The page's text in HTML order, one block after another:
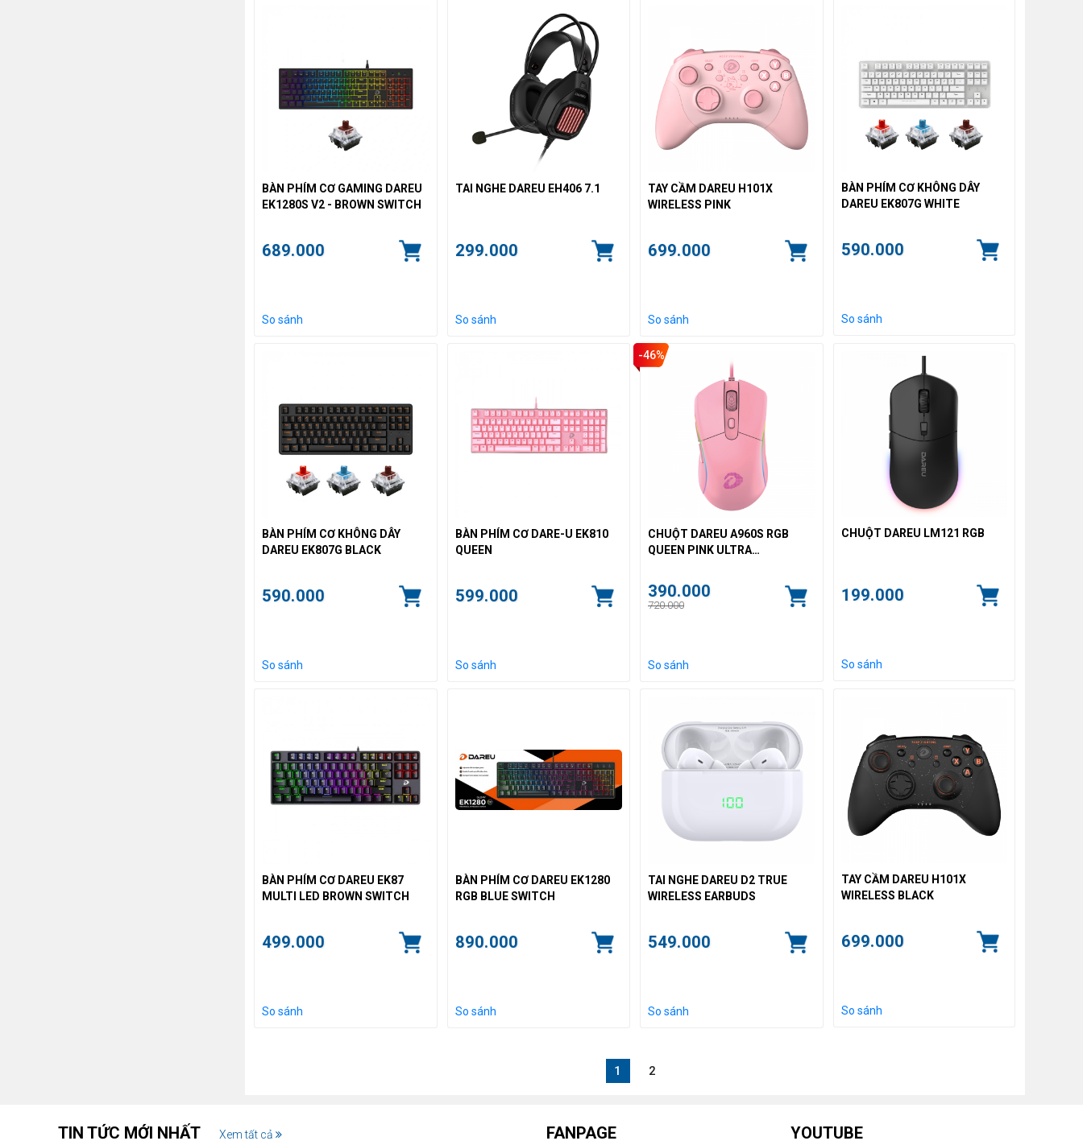
BÀN PHÍM CƠ GAMING DAREU
EK1280S V2 - BROWN SWITCH
689.000
So sánh
TAI NGHE DAREU EH406 7.1
299.000
So sánh
TAY CẦM DAREU H101X
WIRELESS PINK
699.000
So sánh
BÀN PHÍM CƠ KHÔNG DÂY
DAREU EK807G WHITE
590.000
So sánh
BÀN PHÍM CƠ KHÔNG DÂY
DAREU EK807G BLACK
590.000
So sánh
BÀN PHÍM CƠ DARE-U EK810
QUEEN
599.000
So sánh
-46%
CHUỘT DAREU A960S RGB
QUEEN PINK ULTRA
390.000
720.000
So sánh
CHUỘT DAREU LM121 RGB
199.000
So sánh
BÀN PHÍM CƠ DAREU EK87
MULTI LED BROWN SWITCH
499.000
So sánh
BÀN PHÍM CƠ DAREU EK1280
RGB BLUE SWITCH
890.000
So sánh
TAI NGHE DAREU D2 TRUE
WIRELESS EARBUDS
549.000
So sánh
TAY CẦM DAREU H101X
WIRELESS BLACK
699.000
So sánh
1 2
TIN TỨC MỚI NHẤT Xem tất cả FANPAGE YOUTUBE